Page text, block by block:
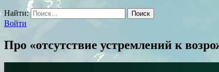
Найти:
Войти
Про «отсутствие устремлений к